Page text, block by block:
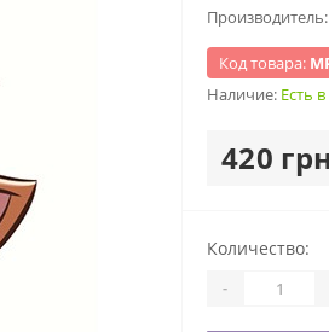
Производитель:
Код товара:
Наличие: Есть
420
Количество:
-